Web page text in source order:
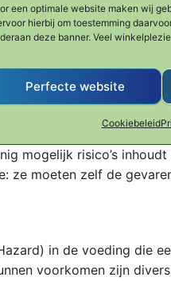
een optimale website maken wij
hierbij om toestemming
deze banner. Veel
Perfecte website
Cookiebeleid
niet vuil of vettig
tussen het Easy- en
zijn op HACCP.
Points, een preventief
gaat uit van de
mogelijk risico’s
ze moeten zelf de
in de voeding die
voorkomen zijn